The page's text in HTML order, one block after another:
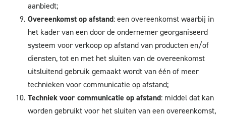
aanbiedt;
Overeenkomst op afstand: een overeenkomst waarbij in
het kader van een door de ondernemer georganiseerd
systeem voor verkoop op afstand van producten en/of
diensten, tot en met het sluiten van de overeenkomst
uitsluitend gebruik gemaakt wordt van één of meer
technieken voor communicatie op afstand;
Techniek voor communicatie op afstand: middel dat kan
worden gebruikt voor het sluiten van een overeenkomst,